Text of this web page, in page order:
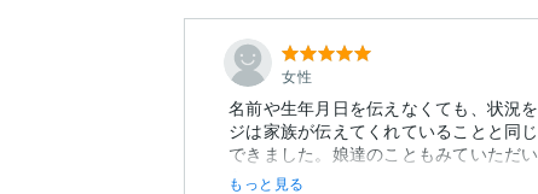
女性
名前や生年月日を伝えなくても、状況
ジは家族が伝えてくれていることと同
できました。娘達のこともみていただ
き...
もっと見る